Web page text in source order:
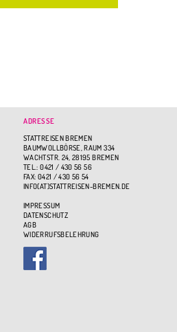
ADRESSE
STATTREISEN BREMEN
BAUMWOLLBÖRSE, RAUM 334
WACHTSTR. 24, 28195 BREMEN
TEL.: 0421 / 430 56 56
FAX: 0421 / 430 56 54
INFO(AT)STATTREISEN-BREMEN.DE
IMPRESSUM
DATENSCHUTZ
AGB
WIDERRUFSBELEHRUNG